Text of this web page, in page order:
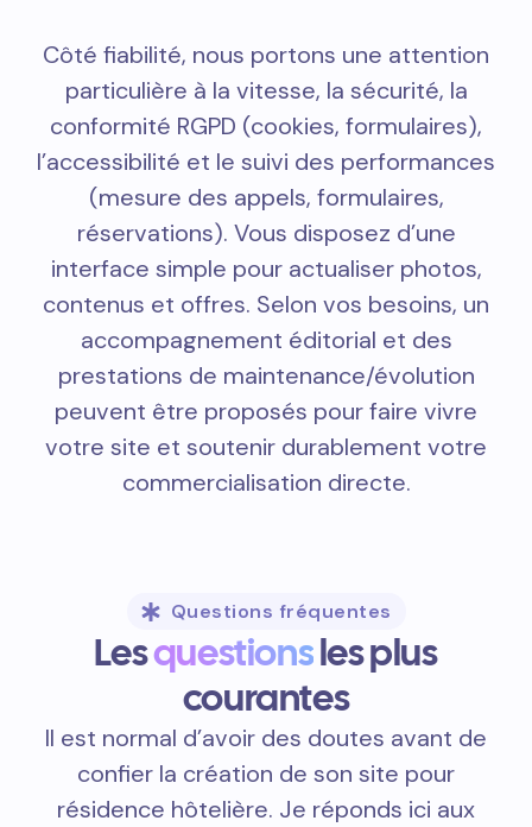
Côté fiabilité, nous portons une attention
particulière à la vitesse, la sécurité, la
conformité RGPD (cookies, formulaires),
l’accessibilité et le suivi des performances
(mesure des appels, formulaires,
réservations). Vous disposez d’une
interface simple pour actualiser photos,
contenus et offres. Selon vos besoins, un
accompagnement éditorial et des
prestations de maintenance/évolution
peuvent être proposés pour faire vivre
votre site et soutenir durablement votre
commercialisation directe.
Questions fréquentes
Lesquestionsles plus
courantes
Il est normal d’avoir des doutes avant de
confier la création de son site pour
résidence hôtelière. Je réponds ici aux